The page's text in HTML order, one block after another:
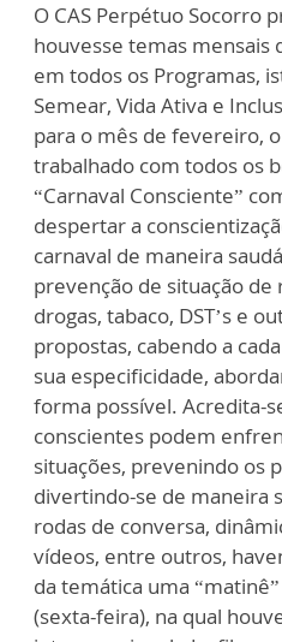
O CAS Perpétuo Socorro
houvesse temas mensais
em todos os Programas,
Semear, Vida Ativa e
para o mês de fevereiro,
trabalhado com todos os
“Carnaval Consciente”
despertar a
carnaval de maneira
prevenção de situação de
drogas, tabaco, DST’s e
propostas, cabendo a
sua especificidade,
forma possível. Acredita-
conscientes podem
situações, prevenindo os
divertindo-se de maneira
rodas de conversa,
vídeos, entre outros,
da temática uma
(sexta-feira), na qual